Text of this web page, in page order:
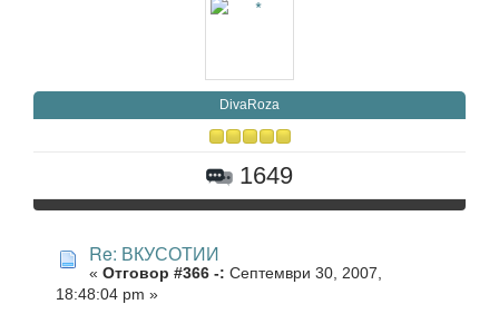
DivaRoza
1649
Re: ВКУСОТИИ
« Отговор #366 -: Септември 30, 2007,
18:48:04 pm »